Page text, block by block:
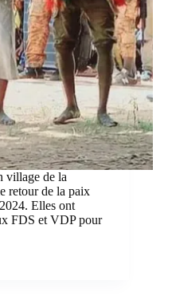
village de la
retour de la paix
Elles ont
FDS et VDP pour